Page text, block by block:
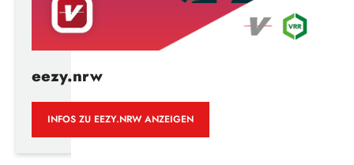
eezy.nrw
INFOS ZU EEZY.NRW ANZEIGEN